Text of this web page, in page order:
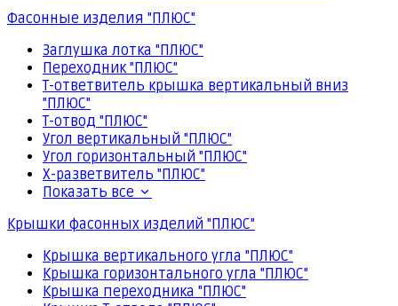
Фасонные изделия "ПЛЮС"
Заглушка лотка "ПЛЮС"
Переходник "ПЛЮС"
Т-ответвитель крышка вертикальный вниз
"ПЛЮС"
Т-отвод "ПЛЮС"
Угол вертикальный "ПЛЮС"
Угол горизонтальный "ПЛЮС"
Х-разветвитель "ПЛЮС"
Показать все
Крышки фасонных изделий "ПЛЮС"
Крышка вертикального угла "ПЛЮС"
Крышка горизонтального угла "ПЛЮС"
Крышка переходника "ПЛЮС"